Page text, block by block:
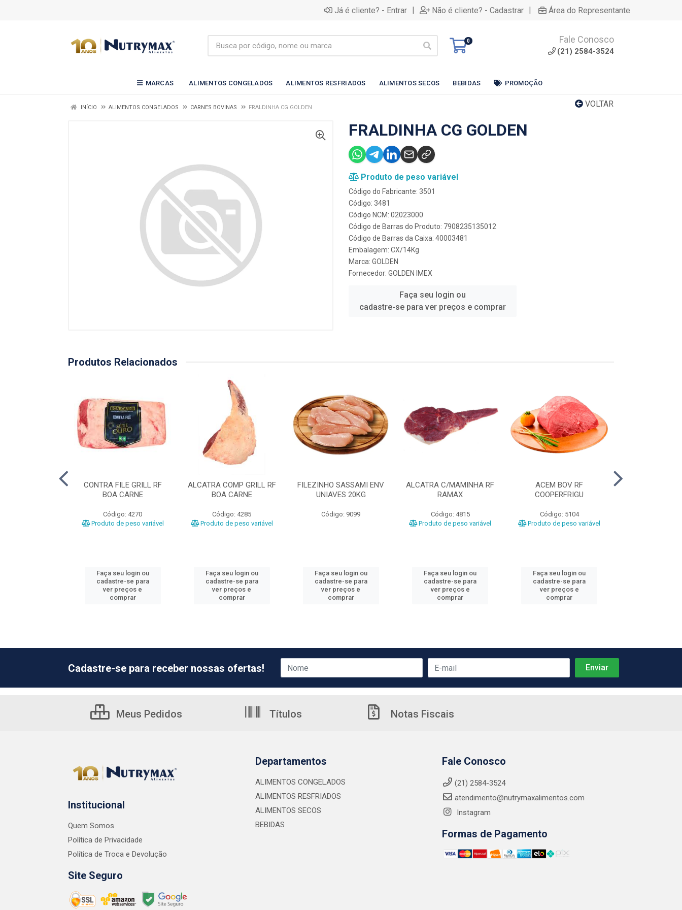
Já é cliente? - Entrar | Não é cliente? - Cadastrar | Área do Representante
0 Fale Conosco
(21) 2584-3524
MARCAS ALIMENTOS CONGELADOS ALIMENTOS RESFRIADOS ALIMENTOS SECOS BEBIDAS PROMOÇÃO
VOLTAR
INÍCIO ALIMENTOS CONGELADOS CARNES BOVINAS FRALDINHA CG GOLDEN
FRALDINHA CG GOLDEN
Produto de peso variável
Código do Fabricante: 3501
Código: 3481
Código NCM: 02023000
Código de Barras do Produto: 7908235135012
Código de Barras da Caixa: 40003481
Embalagem: CX/14Kg
Marca: GOLDEN
Fornecedor: GOLDEN IMEX
Faça seu login ou
cadastre-se para ver preços e comprar
Produtos Relacionados
CONTRA FILE GRILL RF
BOA CARNE
Código: 4270
Produto de peso variável
Faça seu login ou
cadastre-se para
ver preços e
comprar
ALCATRA COMP GRILL RF
BOA CARNE
Código: 4285
Produto de peso variável
Faça seu login ou
cadastre-se para
ver preços e
comprar
FILEZINHO SASSAMI ENV
UNIAVES 20KG
Código: 9099
Faça seu login ou
cadastre-se para
ver preços e
comprar
ALCATRA C/MAMINHA RF
RAMAX
Código: 4815
Produto de peso variável
Faça seu login ou
cadastre-se para
ver preços e
comprar
ACEM BOV RF
COOPERFRIGU
Código: 5104
Produto de peso variável
Faça seu login ou
cadastre-se para
ver preços e
comprar
Cadastre-se para receber nossas ofertas!
Meus Pedidos Títulos Notas Fiscais
Institucional
Quem Somos
Política de Privacidade
Política de Troca e Devolução
Site Seguro
Departamentos
ALIMENTOS CONGELADOS
ALIMENTOS RESFRIADOS
ALIMENTOS SECOS
BEBIDAS
Fale Conosco
(21) 2584-3524
atendimento@nutrymaxalimentos.com
Instagram
Formas de Pagamento